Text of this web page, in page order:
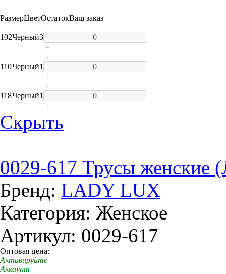
РазмерЦветОстатокВаш заказ
102Черный3
-
+
110Черный1
-
+
118Черный1
-
+
Скрыть
0029-617 Трусы женские
Бренд: LADY LUX
Категория: Женское
Артикул: 0029-617
Оптовая цена:
Активируйте
Аккаунт